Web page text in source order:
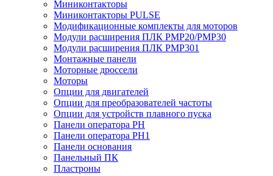
Миниконтакторы
Миниконтакторы PULSE
Модификационные комплекты для моторов
Модули расширения ПЛК PMP20/PMP30
Модули расширения ПЛК PMP301
Монтажные панели
Моторные дроссели
Моторы
Опции для двигателей
Опции для преобразователей частоты
Опции для устройств плавного пуска
Панели оператора PH
Панели оператора PH1
Панели основания
Панельный ПК
Пластроны